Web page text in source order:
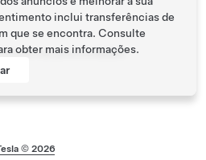
nas proximidades
© 2026
inclui transferências de
que se encontra. Consulte
obter mais informações.